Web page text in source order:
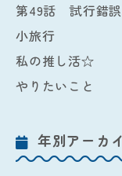
第49話 試行錯
小旅行
私の推し活☆
やりたいこと
年別アーカ